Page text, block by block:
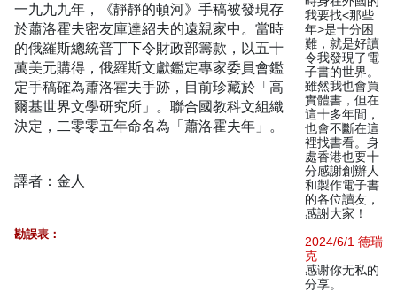
一九九九年，《靜靜的頓河》手稿被發現存
於蕭洛霍夫密友庫達紹夫的遠親家中。當時
的俄羅斯總統普丁下令財政部籌款，以五十
萬美元購得，俄羅斯文獻鑑定專家委員會鑑
定手稿確為蕭洛霍夫手跡，目前珍藏於「高
爾基世界文學研究所」。聯合國教科文組織
決定，二零零五年命名為「蕭洛霍夫年」。
譯者：金人
勘誤表：
我要找<那些
年>是十分困
難，就是好讀
令我發現了電
子書的世界。
雖然我也會買
實體書，但在
這十多年間，
也會不斷在這
裡找書看。身
處香港也要十
分感謝創辦人
和製作電子書
的各位讀友，
感謝大家！
2024/6/1 德瑞
克
感谢你无私的
分享。